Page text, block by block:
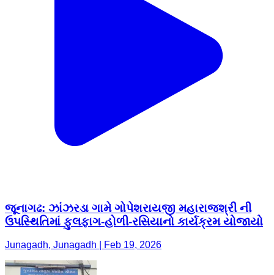
જૂનાગઢ: ઝાંઝરડા ગામે ગોપેશરાયજી મહારાજશ્રી ની
ઉપસ્થિતિમાં ફુલફાગ-હોળી-રસિયાનો કાર્યક્રમ યોજાયો
Junagadh, Junagadh | Feb 19, 2026